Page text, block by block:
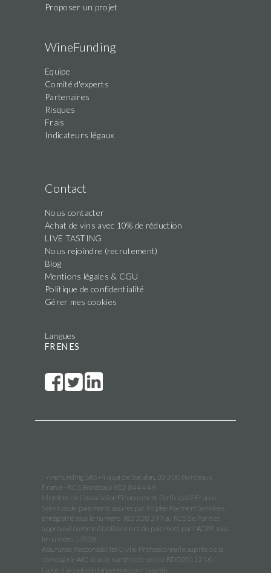
Proposer un projet
WineFunding
Equipe
Comité d'experts
Partenaires
Risques
Frais
Indicateurs légaux
Contact
Nous contacter
Achat de vins avec 10% de réduction
LIVE TASTING
Nous rejoindre (recrutement)
Blog
Mentions légales & CGU
Politique de confidentialité
Gérer mes cookies
Langues
FR EN ES
WineFunding SAS · 4 quai de Bacalan, 33 300 Bordeaux,
France · RCS Bordeaux 802 844 449
Membre de l'association Financement Participatif France
Services de paiements assurés par Mipise Payment Services,
enregistré sous le numéro 982 228 397 au RCS de Paris et
approuvé comme établissement de paiement par l'ACPR sous
le numéro 17838.
Assurance Responsabilité Civile Professionnelle auprès de la
compagnie AIG sous le numéro de police RD02011216Y
L’abus d’alcool est dangereux pour la santé